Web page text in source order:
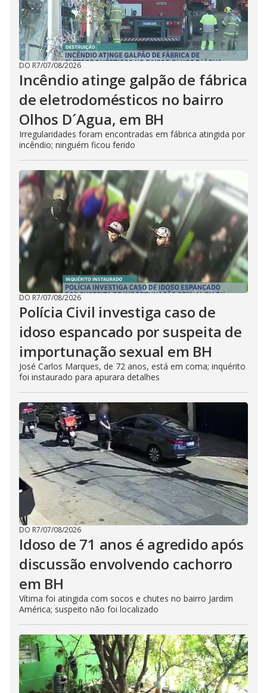
DO R7/07/08/2026
Incêndio atinge galpão de fábrica
de eletrodomésticos no bairro
Olhos D´Agua, em BH
Irregularidades foram encontradas em fábrica atingida por
incêndio; ninguém ficou ferido
DO R7/07/08/2026
Polícia Civil investiga caso de
idoso espancado por suspeita de
importunação sexual em BH
José Carlos Marques, de 72 anos, está em coma; inquérito
foi instaurado para apurara detalhes
DO R7/07/08/2026
Idoso de 71 anos é agredido após
discussão envolvendo cachorro
em BH
Vítima foi atingida com socos e chutes no bairro Jardim
América; suspeito não foi localizado